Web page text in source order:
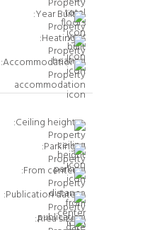
Year Built:
Heating:
Accommodation:
Ceiling height:
Parking:
From center:
Publication date:
Area size: